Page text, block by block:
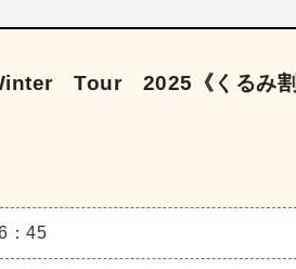
Tour 2025《くるみ割
：45